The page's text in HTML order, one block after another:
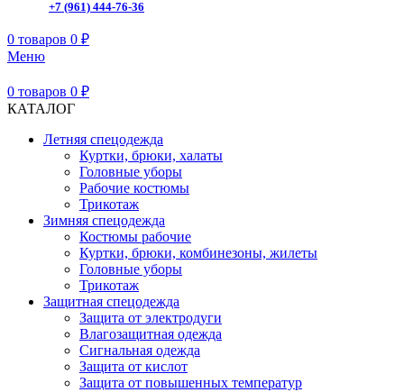
+7 (961) 444-76-36
0 товаров 0 ₽
Меню
0 товаров 0 ₽
КАТАЛОГ
Летняя спецодежда
Куртки, брюки, халаты
Головные уборы
Рабочие костюмы
Трикотаж
Зимняя спецодежда
Костюмы рабочие
Куртки, брюки, комбинезоны, жилеты
Головные уборы
Трикотаж
Защитная спецодежда
Защита от электродуги
Влагозащитная одежда
Сигнальная одежда
Защита от кислот
Защита от повышенных температур